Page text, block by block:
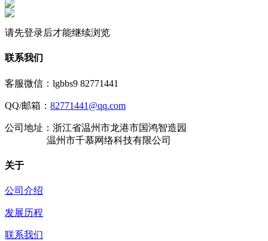
请先登录后才能继续浏览
联系我们
客服微信：lgbbs9 82771441
QQ/邮箱： 82771441@qq.com
公司地址：浙江省温州市龙港市国鸿智造园
温州市千慕网络科技有限公司
关于
公司介绍
发展历程
联系我们